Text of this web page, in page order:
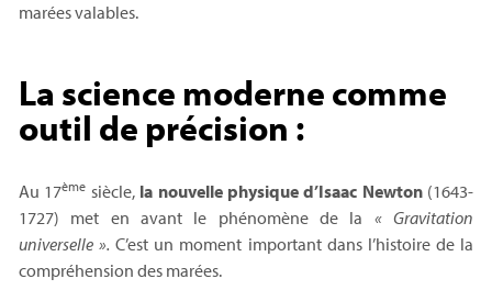
marées valables.
La science moderne comme
outil de précision :
Au 17ème siècle, la nouvelle physique d’Isaac Newton(1643-
1727) met en avant le phénomène de la « Gravitation
universelle ». C’est un moment important dans l’histoire de la
compréhension des marées.